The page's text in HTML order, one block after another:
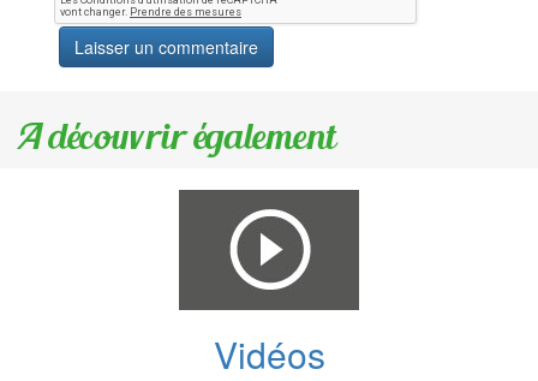
A découvrir également
Vidéos